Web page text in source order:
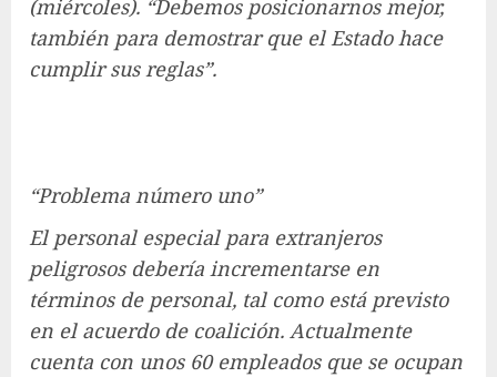
(miércoles). “Debemos posicionarnos mejor,
también para demostrar que el Estado hace
cumplir sus reglas”.
“Problema número uno”
El personal especial para extranjeros
peligrosos debería incrementarse en
términos de personal, tal como está previsto
en el acuerdo de coalición. Actualmente
cuenta con unos 60 empleados que se ocupan